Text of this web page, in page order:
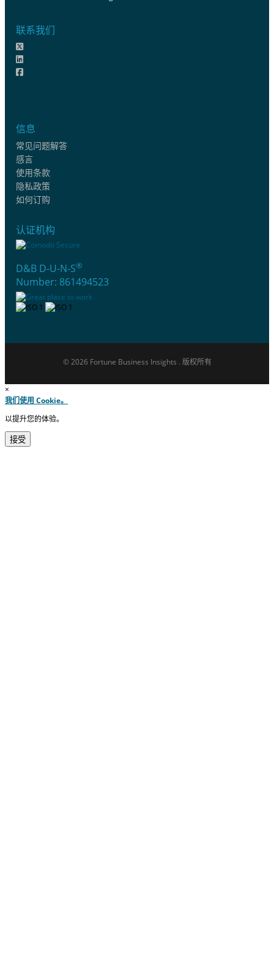
联系我们
信息
常见问题解答
感言
使用条款
隐私政策
如何订购
认证机构
D&B D-U-N-S®
Number: 861494523
© 2026 Fortune Business Insights . 版权所有
×
我们使用 Cookie。
以提升您的体验。
接受